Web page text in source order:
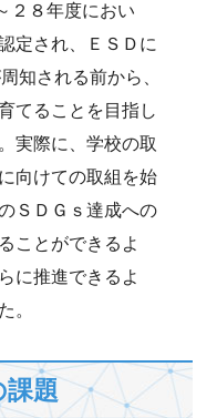
２８年度におい
定され、ＥＳＤに
知される前から、
てることを目指し
実際に、学校の取
向けての取組を始
ＳＤＧｓ達成への
ことができるよ
に推進できるよ
。
題